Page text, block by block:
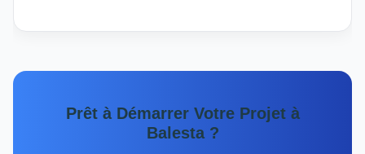
Prêt à Démarrer Votre Projet à
Balesta ?